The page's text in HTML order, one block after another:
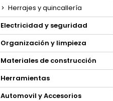
Herrajes y quincallería
Electricidad y seguridad
Organización y limpieza
Materiales de construcción
Herramientas
Automovil y Accesorios